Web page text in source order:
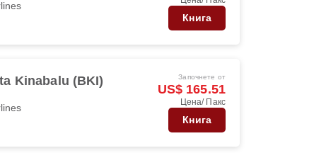
Книга
Kinabalu (BKI) Започнете от
US$ 165.51
Цена/ Пакс
Книга